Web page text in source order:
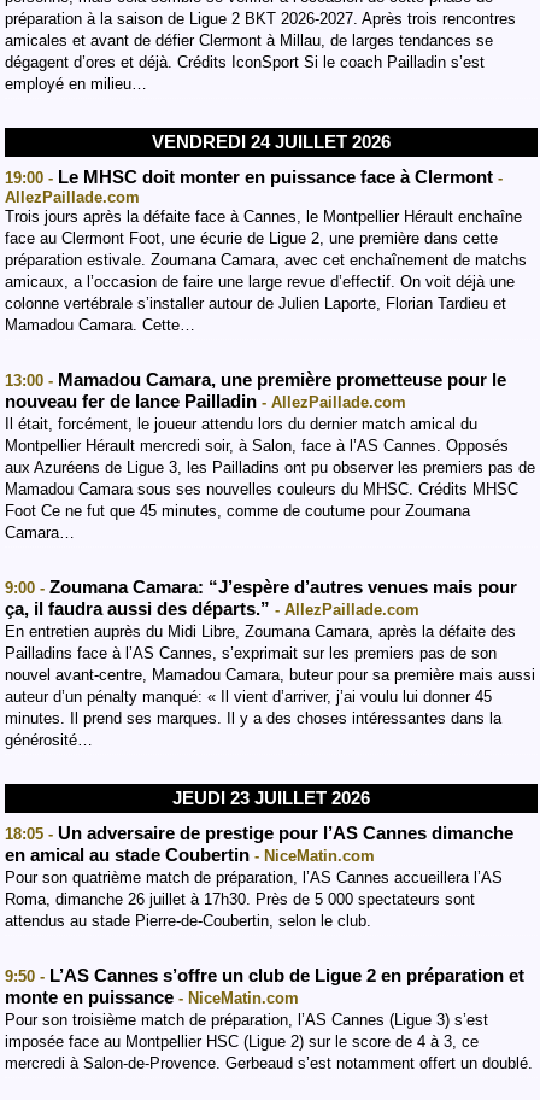
préparation à la saison de Ligue 2 BKT 2026-2027. Après trois rencontres
amicales et avant de défier Clermont à Millau, de larges tendances se
dégagent d’ores et déjà. Crédits IconSport Si le coach Pailladin s’est
employé en milieu…
VENDREDI 24 JUILLET 2026
19:00 - Le MHSC doit monter en puissance face à Clermont -
AllezPaillade.com
Trois jours après la défaite face à Cannes, le Montpellier Hérault enchaîne
face au Clermont Foot, une écurie de Ligue 2, une première dans cette
préparation estivale. Zoumana Camara, avec cet enchaînement de matchs
amicaux, a l’occasion de faire une large revue d’effectif. On voit déjà une
colonne vertébrale s’installer autour de Julien Laporte, Florian Tardieu et
Mamadou Camara. Cette…
13:00 - Mamadou Camara, une première prometteuse pour le
nouveau fer de lance Pailladin - AllezPaillade.com
Il était, forcément, le joueur attendu lors du dernier match amical du
Montpellier Hérault mercredi soir, à Salon, face à l’AS Cannes. Opposés
aux Azuréens de Ligue 3, les Pailladins ont pu observer les premiers pas de
Mamadou Camara sous ses nouvelles couleurs du MHSC. Crédits MHSC
Foot Ce ne fut que 45 minutes, comme de coutume pour Zoumana
Camara…
9:00 - Zoumana Camara: “J’espère d’autres venues mais pour
ça, il faudra aussi des départs.” - AllezPaillade.com
En entretien auprès du Midi Libre, Zoumana Camara, après la défaite des
Pailladins face à l’AS Cannes, s’exprimait sur les premiers pas de son
nouvel avant-centre, Mamadou Camara, buteur pour sa première mais aussi
auteur d’un pénalty manqué: « Il vient d’arriver, j’ai voulu lui donner 45
minutes. Il prend ses marques. Il y a des choses intéressantes dans la
générosité…
JEUDI 23 JUILLET 2026
18:05 - Un adversaire de prestige pour l’AS Cannes dimanche
en amical au stade Coubertin - NiceMatin.com
Pour son quatrième match de préparation, l’AS Cannes accueillera l’AS
Roma, dimanche 26 juillet à 17h30. Près de 5 000 spectateurs sont
attendus au stade Pierre-de-Coubertin, selon le club.
9:50 - L’AS Cannes s’offre un club de Ligue 2 en préparation et
monte en puissance - NiceMatin.com
Pour son troisième match de préparation, l’AS Cannes (Ligue 3) s’est
imposée face au Montpellier HSC (Ligue 2) sur le score de 4 à 3, ce
mercredi à Salon-de-Provence. Gerbeaud s’est notamment offert un doublé.